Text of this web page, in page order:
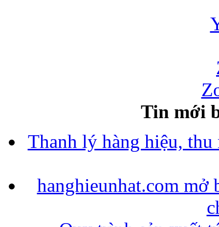
Tin mới
Thanh lý hàng hiệu,
hanghieunhat.com mở